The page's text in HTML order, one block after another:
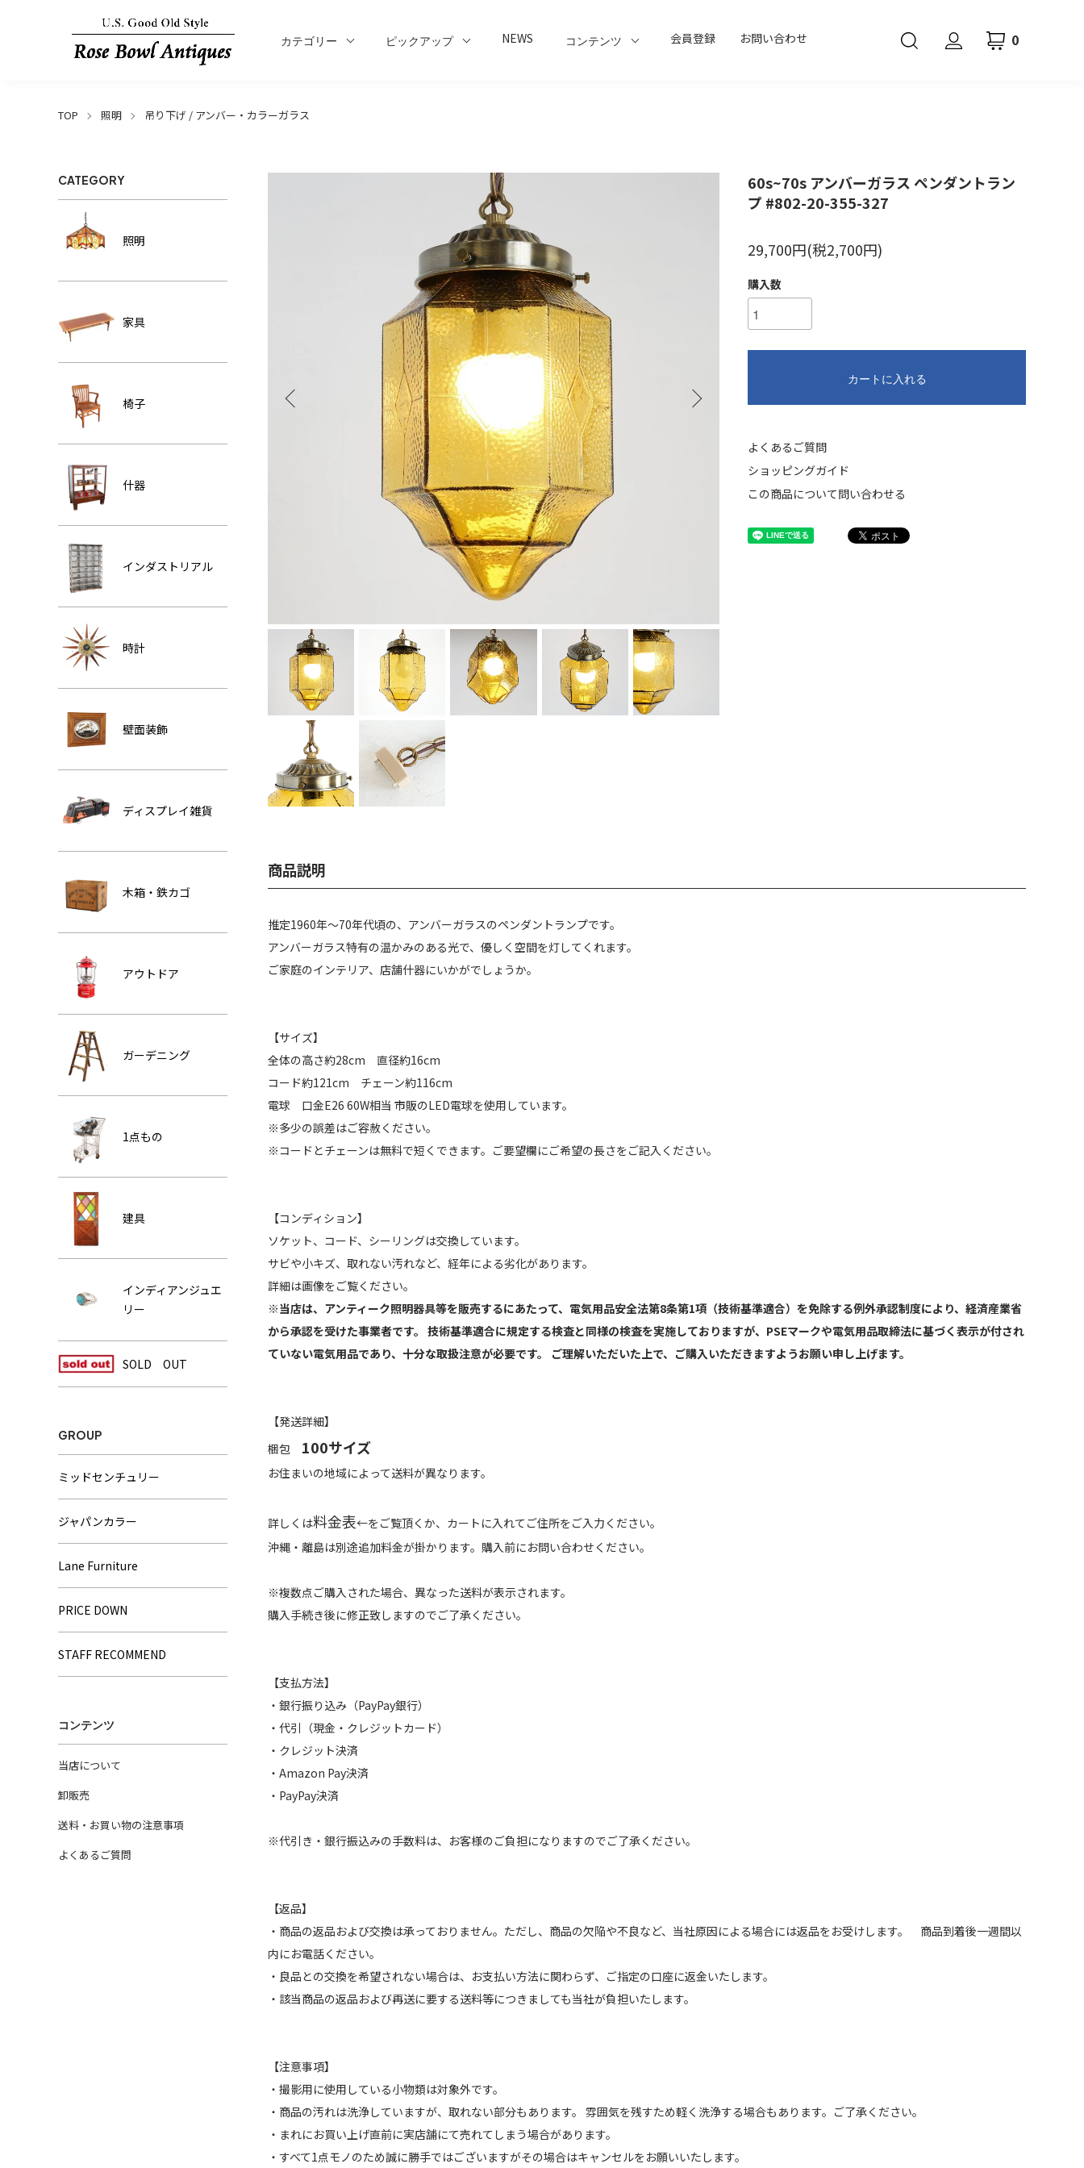
カテゴリー ピックアップ NEWS コンテンツ 会員登録 お問い合わせ 0
TOP 照明 吊り下げ / アンバー・カラーガラス
60s~70s アンバーガラス ペンダントラン
プ #802-20-355-327
29,700円(税2,700円)
購入数
カートに入れる
よくあるご質問
ショッピングガイド
この商品について問い合わせる
商品説明
推定1960年～70年代頃の、アンバーガラスのペンダントランプです。
アンバーガラス特有の温かみのある光で、優しく空間を灯してくれます。
ご家庭のインテリア、店舗什器にいかがでしょうか。
【サイズ】
全体の高さ約28cm 直径約16cm
コード約121cm チェーン約116cm
電球 口金E26 60W相当 市販のLED電球を使用しています。
※多少の誤差はご容赦ください。
※コードとチェーンは無料で短くできます。ご要望欄にご希望の長さをご記入ください。
【コンディション】
ソケット、コード、シーリングは交換しています。
サビや小キズ、取れない汚れなど、経年による劣化があります。
詳細は画像をご覧ください。
※当店は、アンティーク照明器具等を販売するにあたって、電気用品安全法第8条第1項（技術基準適合）を免除する例外承認制度により、経済産業省
から承認を受けた事業者です。 技術基準適合に規定する検査と同様の検査を実施しておりますが、PSEマークや電気用品取締法に基づく表示が付され
ていない電気用品であり、十分な取扱注意が必要です。 ご理解いただいた上で、ご購入いただきますようお願い申し上げます。
【発送詳細】
梱包 100サイズ
お住まいの地域によって送料が異なります。
詳しくは料金表←をご覧頂くか、カートに入れてご住所をご入力ください。
沖縄・離島は別途追加料金が掛かります。購入前にお問い合わせください。
※複数点ご購入された場合、異なった送料が表示されます。
購入手続き後に修正致しますのでご了承ください。
【支払方法】
・銀行振り込み（PayPay銀行）
・代引（現金・クレジットカード）
・クレジット決済
・Amazon Pay決済
・PayPay決済
※代引き・銀行振込みの手数料は、お客様のご負担になりますのでご了承ください。
【返品】
・商品の返品および交換は承っておりません。ただし、商品の欠陥や不良など、当社原因による場合には返品をお受けします。 商品到着後一週間以
内にお電話ください。
・良品との交換を希望されない場合は、お支払い方法に関わらず、ご指定の口座に返金いたします。
・該当商品の返品および再送に要する送料等につきましても当社が負担いたします。
【注意事項】
・撮影用に使用している小物類は対象外です。
・商品の汚れは洗浄していますが、取れない部分もあります。 雰囲気を残すため軽く洗浄する場合もあります。ご了承ください。
・まれにお買い上げ直前に実店舗にて売れてしまう場合があります。
・すべて1点モノのため誠に勝手ではございますがその場合はキャンセルをお願いいたします。
CATEGORY
照明
家具
椅子
什器
インダストリアル
時計
壁面装飾
ディスプレイ雑貨
木箱・鉄カゴ
アウトドア
ガーデニング
1点もの
建具
インディアンジュエ
リー
SOLD OUT
GROUP
ミッドセンチュリー
ジャパンカラー
Lane Furniture
PRICE DOWN
STAFF RECOMMEND
コンテンツ
当店について
卸販売
送料・お買い物の注意事項
よくあるご質問